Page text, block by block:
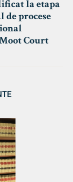
la etapa
procese
Court